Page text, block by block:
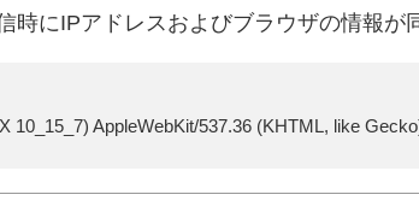
時にIPアドレスおよびブラウザの情報が
10_15_7) AppleWebKit/537.36 (KHTML, like